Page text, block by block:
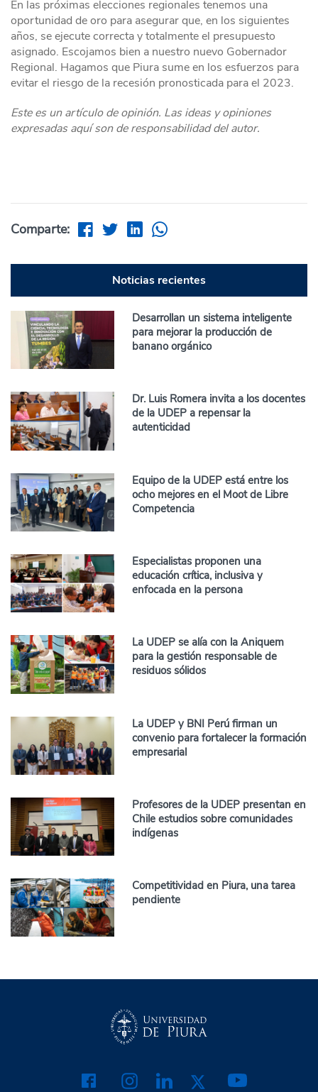
En las próximas elecciones regionales tenemos una
oportunidad de oro para asegurar que, en los siguientes
años, se ejecute correcta y totalmente el presupuesto
asignado. Escojamos bien a nuestro nuevo Gobernador
Regional. Hagamos que Piura sume en los esfuerzos para
evitar el riesgo de la recesión pronosticada para el 2023.
Este es un artículo de opinión. Las ideas y opiniones
expresadas aquí son de responsabilidad del autor.
Comparte:
Noticias recientes
Desarrollan un sistema inteligente
para mejorar la producción de
banano orgánico
Dr. Luis Romera invita a los docentes
de la UDEP a repensar la
autenticidad
Equipo de la UDEP está entre los
ocho mejores en el Moot de Libre
Competencia
Especialistas proponen una
educación crítica, inclusiva y
enfocada en la persona
La UDEP se alía con la Aniquem
para la gestión responsable de
residuos sólidos
La UDEP y BNI Perú firman un
convenio para fortalecer la formación
empresarial
Profesores de la UDEP presentan en
Chile estudios sobre comunidades
indígenas
Competitividad en Piura, una tarea
pendiente